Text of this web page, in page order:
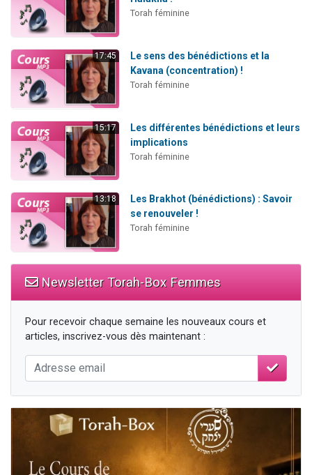
Torah féminine
17:45
Le sens des bénédictions et la
Kavana (concentration) !
Torah féminine
15:17
Les différentes bénédictions et leurs
implications
Torah féminine
13:18
Les Brakhot (bénédictions) : Savoir
se renouveler !
Torah féminine
Newsletter Torah-Box Femmes
Pour recevoir chaque semaine les nouveaux cours et
articles, inscrivez-vous dès maintenant :